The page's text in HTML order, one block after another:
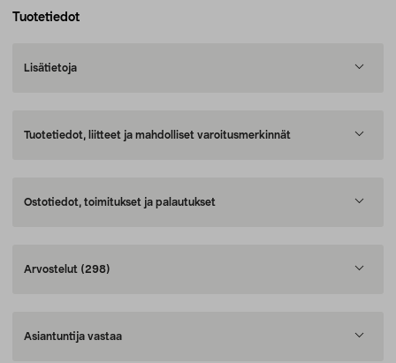
Tuotetiedot
Lisätietoja
Tuotetiedot, liitteet ja mahdolliset varoitusmerkinnät
Ostotiedot, toimitukset ja palautukset
Arvostelut (298)
Asiantuntija vastaa